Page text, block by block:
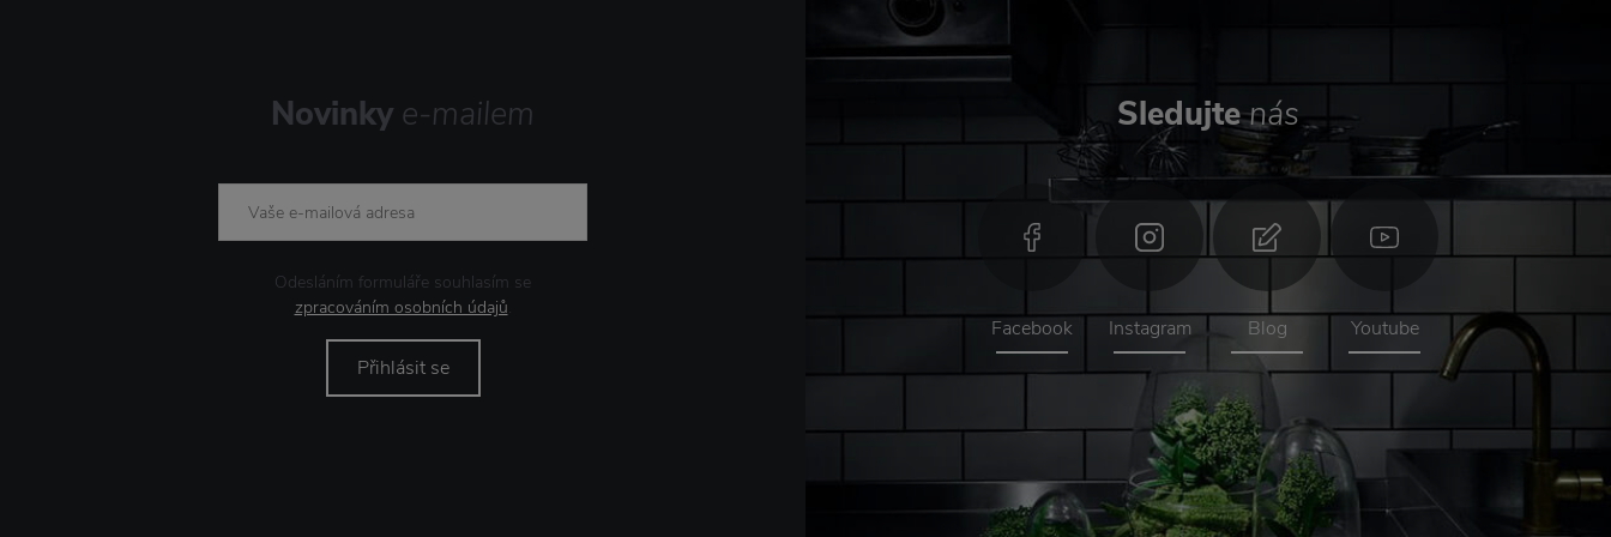
Novinky e-mailem
Odesláním formuláře souhlasím se
zpracováním osobních údajů.
Přihlásit se
Sledujtenás
Facebook Instagram Blog Youtube